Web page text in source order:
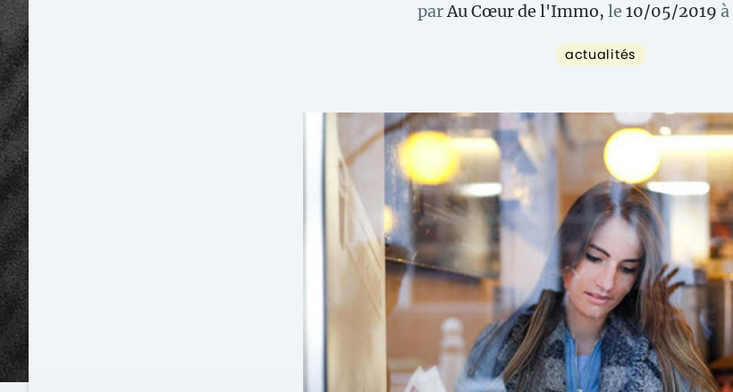
parAu Cœur de l'Immo, le 10/05/2019 à
actualités